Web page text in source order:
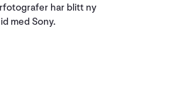
har blitt ny
med Sony.